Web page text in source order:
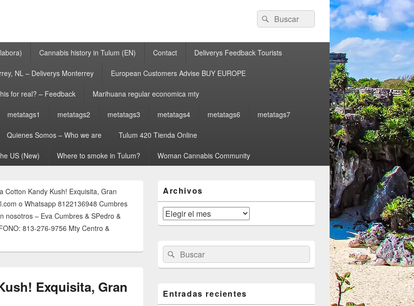
Buscar
por:
Buscar
Cannabis history in Tulum (EN) Contact Deliverys Feedback Tourists
NL – Deliverys Monterrey European Customers Advise BUY EUROPE
for real? – Feedback Marihuana regular economica mty
metatags1 metatags2 metatags3 metatags4 metatags6 metatags7
Quienes Somos – Who we are Tulum 420 Tienda Online
US (New) Where to smoke in Tulum? Woman Cannabis Community
Cotton Kandy Kush! Exquisita, Gran
o Whatsapp 8122136948 Cumbres
nosotros – Eva Cumbres & SPedro &
813-276-9756 Mty Centro &
Exquisita, Gran
área
de
widget
barra
lateral
Archivos
Archivos
Buscar
por:
Buscar
Entradas recientes